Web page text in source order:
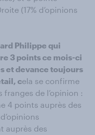
(17% d’opinions
Philippe qui
3 points ce mois-ci
et devance toujours
cela se confirme
de l’opinion :
4 points auprès des
auprès des